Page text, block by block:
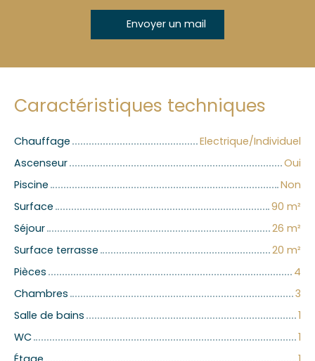
Envoyer un mail
Caractéristiques techniques
Chauffage
Electrique/Individuel
Ascenseur
Oui
Piscine
Non
Surface
90 m²
Séjour
26 m²
Surface terrasse
20 m²
Pièces
4
Chambres
3
Salle de bains
1
WC
1